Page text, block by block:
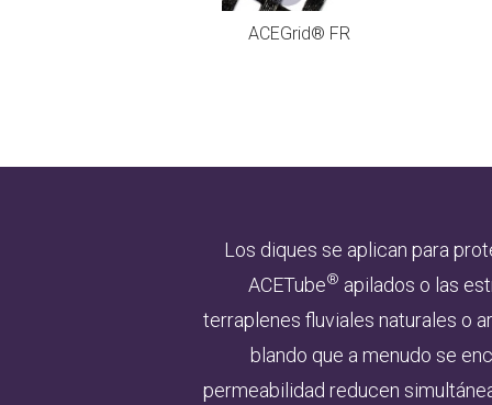
ACEGrid® FR
Los diques se aplican para
ACETube® apilados o las
terraplenes fluviales naturales o
blando que a menudo se
permeabilidad reducen